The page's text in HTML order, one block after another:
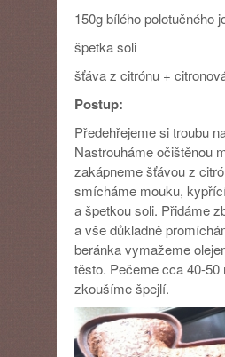
150g bílého polotučného
špetka soli
šťáva z citrónu +
Postup:
Předehřejeme si troubu
Nastrouháme očištěnou
zakápneme šťávou z
smícháme mouku,
a špetkou soli. Přidáme
a vše důkladně
beránka vymažeme
těsto. Pečeme cca 40-50
zkoušíme špejlí.